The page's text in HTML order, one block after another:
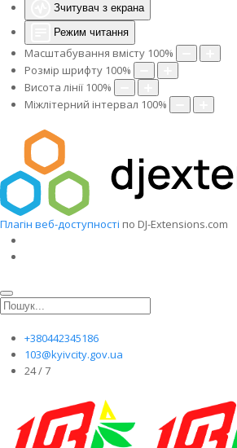
Зчитувач з екрана
Режим читання
Масштабування вмісту 100%
Розмір шрифту 100%
Висота лінії 100%
Міжлітерний інтервал 100%
Плагін веб-доступності по DJ-Extensions.com
+380442345186
103@kyivcity.gov.ua
24 / 7